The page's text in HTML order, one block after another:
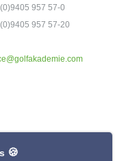
957 57-0
957 57-20
🍪